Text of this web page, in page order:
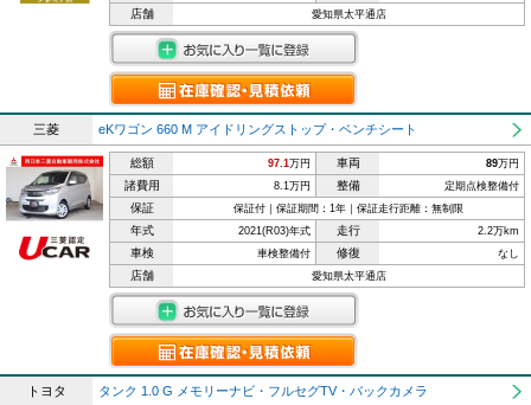
店舗 愛知県太平通店
三菱 eKワゴン 660 M アイドリングストップ・ベンチシート
総額 97.1万円 車両 89万円
諸費用 8.1万円 整備 定期点検整備付
保証 保証付｜保証期間：1年｜保証走行距離：無制限
年式 2021(R03)年式 走行 2.2万km
車検 車検整備付 修復 なし
店舗 愛知県太平通店
トヨタ タンク 1.0 G メモリーナビ・フルセグTV・バックカメラ